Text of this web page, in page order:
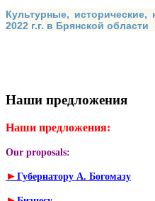
Культурные, исторические,
2022 г.г. в Брянской области
Наши предложения
Наши предложения:
Our proposals:
► Губернатору А. Богомазу